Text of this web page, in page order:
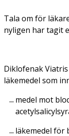
Tala om för
nyligen har tagit
Diklofenak
läkemedel som
medel mot
läkemedel för